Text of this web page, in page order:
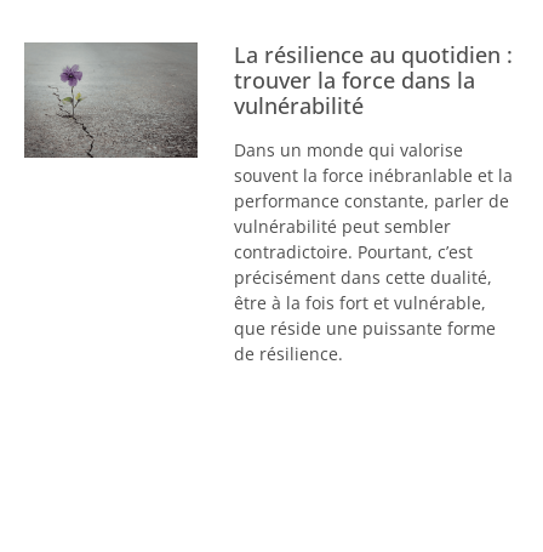
La résilience au quotidien :
trouver la force dans la
vulnérabilité
Dans un monde qui valorise
souvent la force inébranlable et la
performance constante, parler de
vulnérabilité peut sembler
contradictoire. Pourtant, c’est
précisément dans cette dualité,
être à la fois fort et vulnérable,
que réside une puissante forme
de résilience.